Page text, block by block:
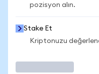
pozisyon alın.
Stake Et
Kriptonuzu